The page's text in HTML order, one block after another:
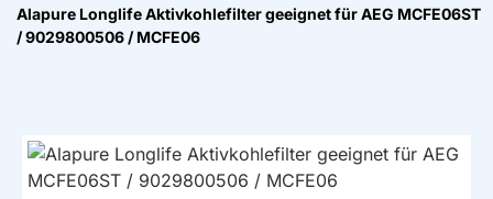
e
Alapure Longlife Aktivkohlefilter geeignet für AEG MCFE06ST
/ 9029800506 / MCFE06